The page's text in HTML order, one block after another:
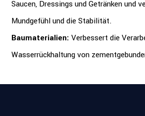
Saucen, Dressings und Getränken und
Mundgefühl und die Stabilität.
Baumaterialien: Verbessert die
Wasserrückhaltung von